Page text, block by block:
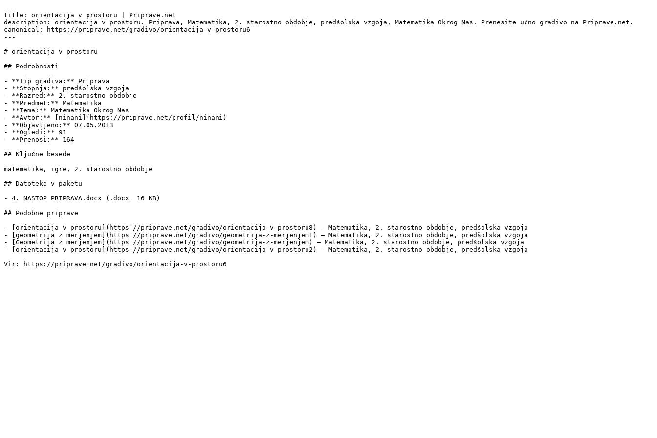
---
title: orientacija v prostoru | Priprave.net
description: orientacija v prostoru. Priprava, Matematika, 2. starostno obdobje, predšolska vzgoja, Matematika Okrog Nas. Prenesite učno gradivo na Priprave.net.
canonical: https://priprave.net/gradivo/orientacija-v-prostoru6
---
# orientacija v prostoru
## Podrobnosti
- **Tip gradiva:** Priprava
- **Stopnja:** predšolska vzgoja
- **Razred:** 2. starostno obdobje
- **Predmet:** Matematika
- **Tema:** Matematika Okrog Nas
- **Avtor:** [ninani](https://priprave.net/profil/ninani)
- **Objavljeno:** 07.05.2013
- **Ogledi:** 91
- **Prenosi:** 164
## Ključne besede
matematika, igre, 2. starostno obdobje
## Datoteke v paketu
- 4. NASTOP PRIPRAVA.docx (.docx, 16 KB)
## Podobne priprave
- [orientacija v prostoru](https://priprave.net/gradivo/orientacija-v-prostoru8) — Matematika, 2. starostno obdobje, predšolska vzgoja
- [geometrija z merjenjem](https://priprave.net/gradivo/geometrija-z-merjenjem1) — Matematika, 2. starostno obdobje, predšolska vzgoja
- [Geometrija z merjenjem](https://priprave.net/gradivo/geometrija-z-merjenjem) — Matematika, 2. starostno obdobje, predšolska vzgoja
- [orientacija v prostoru](https://priprave.net/gradivo/orientacija-v-prostoru2) — Matematika, 2. starostno obdobje, predšolska vzgoja